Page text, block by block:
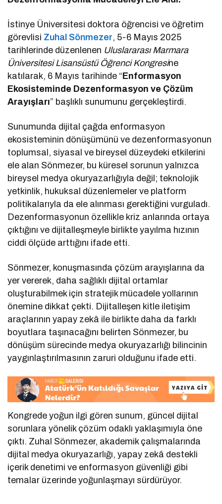
İstinye Üniversitesi doktora öğrencisi ve öğretim
görevlisi Zuhal Sönmezer, 5-6 Mayıs 2025
tarihlerinde düzenlenen Uluslararası Marmara
Üniversitesi Lisansüstü Öğrenci Kongresine
katılarak, 6 Mayıs tarihinde “Enformasyon
Ekosisteminde Dezenformasyon ve Çözüm
Arayışları” başlıklı sunumunu gerçekleştirdi.
Sunumunda dijital çağda enformasyon
ekosisteminin dönüşümünü ve dezenformasyonun
toplumsal, siyasal ve bireysel düzeydeki etkilerini
ele alan Sönmezer, bu küresel sorunun yalnızca
bireysel medya okuryazarlığıyla değil; teknolojik
yetkinlik, hukuksal düzenlemeler ve platform
politikalarıyla da ele alınması gerektiğini vurguladı.
Dezenformasyonun özellikle kriz anlarında ortaya
çıktığını ve dijitalleşmeyle birlikte yayılma hızının
ciddi ölçüde arttığını ifade etti.
Sönmezer, konuşmasında çözüm arayışlarına da
yer vererek, daha sağlıklı dijital ortamlar
oluşturabilmek için stratejik mücadele yollarının
önemine dikkat çekti. Dijitalleşen kitle iletişim
araçlarının yapay zekâ ile birlikte daha da farklı
boyutlara taşınacağını belirten Sönmezer, bu
dönüşüm sürecinde medya okuryazarlığı bilincinin
yaygınlaştırılmasının zaruri olduğunu ifade etti.
Kongrede yoğun ilgi gören sunum, güncel dijital
sorunlara yönelik çözüm odaklı yaklaşımıyla öne
çıktı. Zuhal Sönmezer, akademik çalışmalarında
dijital medya okuryazarlığı, yapay zekâ destekli
içerik denetimi ve enformasyon güvenliği gibi
temalar üzerinde yoğunlaşmayı sürdürüyor.